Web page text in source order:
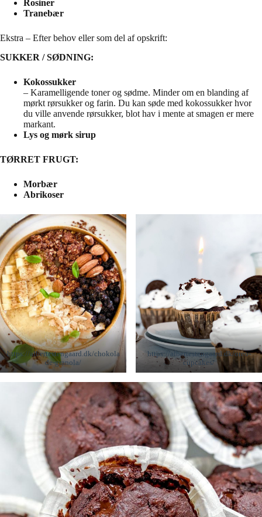
Rosiner
Tranebær
Ekstra – Efter behov eller som del af opskrift:
SUKKER / SØDNING:
Kokossukker
– Karamelligende toner og sødme. Minder om en blanding af
mørkt rørsukker og farin. Du kan søde med kokossukker hvor
du ville anvende rørsukker, blot hav i mente at smagen er mere
markant.
Lys og mørk sirup
TØRRET FRUGT:
Morbær
Abrikoser
https://albertestengaard.dk/chokola
de-granola/
https://albertestengaard.dk/oreo-
cupcakes/